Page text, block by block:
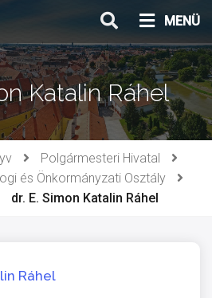
MENÜ
Katalin Ráhel
Polgármesteri Hivatal
és Önkormányzati Osztály
dr. E. Simon Katalin Ráhel
Ráhel